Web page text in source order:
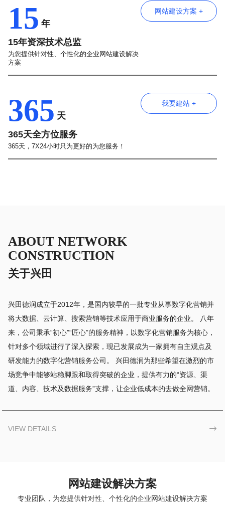
15 年
15年资深技术总监
为您提供针对性、个性化的企业网站建设解决
方案
网站建设方案 +
365 天
365天全方位服务
365天，7X24小时只为更好的为您服务！
我要建站 +
ABOUT NETWORK
CONSTRUCTION
关于兴田
兴田德润成立于2012年，是国内较早的一批专业从事数字化营销并
将大数据、云计算、搜索营销等技术应用于商业服务的企业。 八年
来，公司秉承“初心”“匠心”的服务精神，以数字化营销服务为核心，
针对多个领域进行了深入探索，现已发展成为一家拥有自主观点及
研发能力的数字化营销服务公司。 兴田德润为那些希望在激烈的市
场竞争中能够站稳脚跟和取得突破的企业，提供有力的“资源、渠
道、内容、技术及数据服务”支撑，让企业低成本的去做全网营销。
VIEW DETAILS 
网站建设解决方案
专业团队，为您提供针对性、个性化的企业网站建设解决方案